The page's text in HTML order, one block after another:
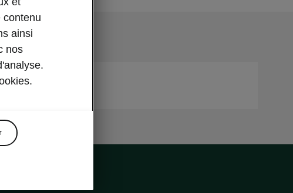
contenu
ainsi
nos